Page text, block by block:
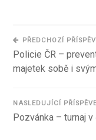
PŘEDCHOZÍ
Policie ČR –
majetek sobě i
NASLEDUJÍCÍ
Pozvánka – turnaj